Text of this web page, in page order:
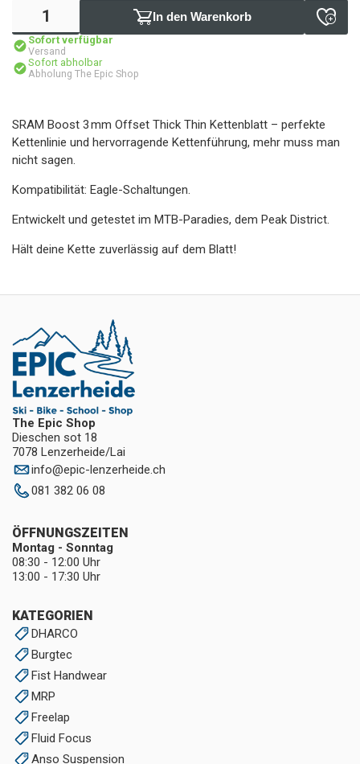
In den Warenkorb
Sofort verfügbar
Versand
Sofort abholbar
Abholung The Epic Shop
SRAM Boost 3 mm Offset Thick Thin Kettenblatt – perfekte
Kettenlinie und hervorragende Kettenführung, mehr muss man
nicht sagen.
Kompatibilität: Eagle-Schaltungen.
Entwickelt und getestet im MTB-Paradies, dem Peak District.
Hält deine Kette zuverlässig auf dem Blatt!
The Epic Shop
Dieschen sot 18
7078 Lenzerheide/Lai
info@epic-lenzerheide.ch
081 382 06 08
KATEGORIEN
DHARCO
Burgtec
Fist Handwear
MRP
Freelap
Fluid Focus
Anso Suspension
ÖFFNUNGSZEITEN
Montag - Sonntag
08:30 - 12:00 Uhr
13:00 - 17:30 Uhr